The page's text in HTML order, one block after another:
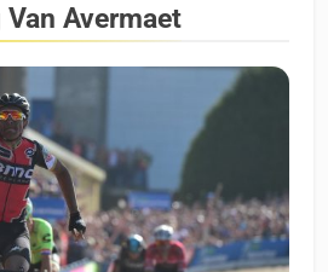
Van Avermaet